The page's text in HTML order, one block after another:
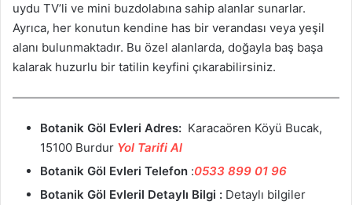
uydu TV’li ve mini buzdolabına sahip alanlar sunarlar.
Ayrıca, her konutun kendine has bir verandası veya yeşil
alanı bulunmaktadır. Bu özel alanlarda, doğayla baş başa
kalarak huzurlu bir tatilin keyfini çıkarabilirsiniz.
Botanik Göl Evleri Adres: Karacaören Köyü Bucak,
15100 Burdur Yol Tarifi Al
Botanik Göl Evleri Telefon :0533 899 01 96
Botanik Göl Evleril Detaylı Bilgi : Detaylı bilgiler